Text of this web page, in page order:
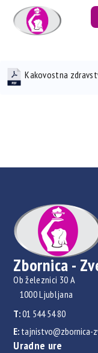
Kakovostna
Zbornica -
Ob železnici 30 A
1000 Ljubljana
T:01 544 54 80
E: tajnistvo@zbornica-
Uradne ure